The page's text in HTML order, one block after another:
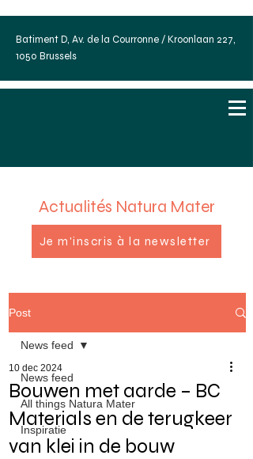
Batiment D, Av. de la Courronne / Kroonlaan 227,
1050 Brussels
Actualités Natura Mater
Je m'inscris à la newsletter
Post
News feed
All things Natura Mater
Inspiratie
News feed
Bouwen met aarde – BC
Materials en de terugkeer
van klei in de bouw
10 dec 2024